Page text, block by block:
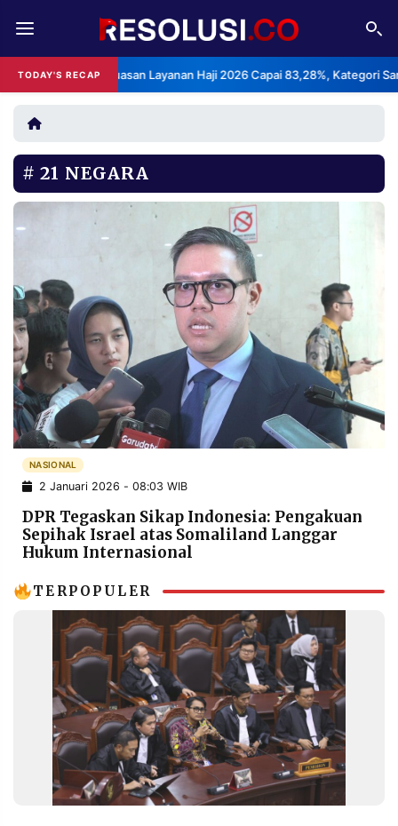
TODAY'S RECAP
Indeks Kepuasan Layanan Haji 2026 Capai 83,28%, Kategori Sangat
REDAKSI TENTANG
RESOLUSI IKLAN
RUBRIKASI
EDITORIAL AKSARA
NASIONAL
MANCA SPORT
INFORMASI
PRIVACY
POLICY
BERITA
WARGA
INFORMASI
IKLAN
KIRIM
PENGADUAN TERM
OF
SERVICE
IKUTI
RESOLUSI
MEDIA
21 NEGARA
NASIONAL
2 Januari 2026 - 08:03 WIB
DPR Tegaskan Sikap Indonesia: Pengakuan
Sepihak Israel atas Somaliland Langgar
Hukum Internasional
TERPOPULER